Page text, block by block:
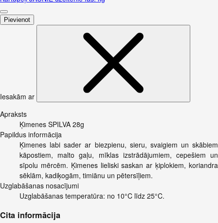
Pievienot
Iesakām ar
Apraksts
Ķimenes SPILVA 28g
Papildus informācija
Ķimenes labi sader ar biezpienu, sieru, svaigiem un skābiem
kāpostiem, malto gaļu, mīklas izstrādājumiem, cepešiem un
sīpolu mērcēm. Ķimenes lieliski saskan ar ķiplokiem, koriandra
sēklām, kadiķogām, timiānu un pētersīļiem.
Uzglabāšanas nosacījumi
Uzglabāšanas temperatūra: no 10°C līdz 25°C.
Cita informācija